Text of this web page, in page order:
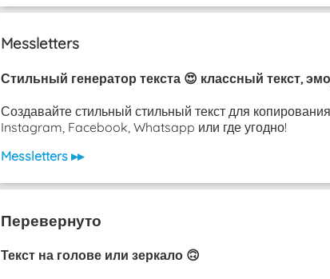
Messletters
Стильный генератор текста 😍 классный текст,
Создавайте стильный стильный текст для
Instagram, Facebook, Whatsapp или где угодно!
Messletters ▸▸
Перевернуто
Текст на голове или зеркало 🙃